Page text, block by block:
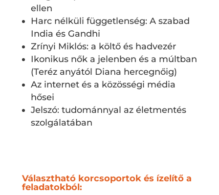
ellen
Harc nélküli függetlenség: A szabad
India és Gandhi
Zrínyi Miklós: a költő és hadvezér
Ikonikus nők a jelenben és a múltban
(Teréz anyától Diana hercegnőig)
Az internet és a közösségi média
hősei
Jelszó: tudománnyal az életmentés
szolgálatában
Választható korcsoportok és ízelítő a
feladatokból: